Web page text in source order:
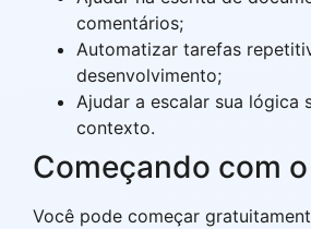
comentários;
Automatizar tarefas
desenvolvimento;
Ajudar a escalar sua lógica
contexto.
Começando com
Você pode começar